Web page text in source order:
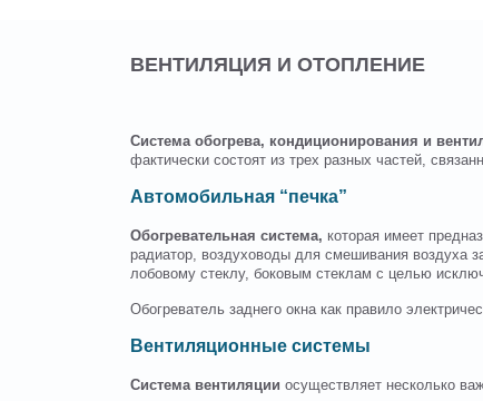
ВЕНТИЛЯЦИЯ И ОТОПЛЕНИЕ
Система обогрева, кондиционирования и
фактически состоят из трех разных частей,
Автомобильная “печка”
Обогревательная система, которая имеет
радиатор, воздуховоды для смешивания воздуха
лобовому стеклу, боковым стеклам с целью
Обогреватель заднего окна как правило
Вентиляционные системы
Система вентиляции осуществляет несколько